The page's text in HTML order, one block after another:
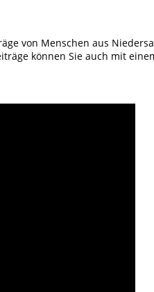
von Menschen aus
können Sie auch mit